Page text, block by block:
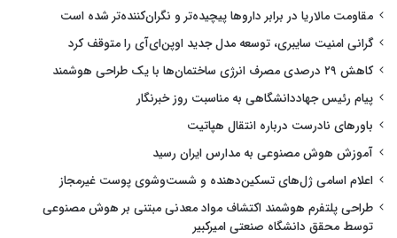
مقاومت مالاریا در برابر داروها پیچیده‌تر و نگران‌کننده‌تر شده است
گرانی امنیت سایبری، توسعه مدل جدید اوپن‌ای‌آی را متوقف کرد
کاهش ۲۹ درصدی مصرف انرژی ساختمان‌ها با یک طراحی هوشمند
پیام رئیس جهاددانشگاهی به مناسبت روز خبرنگار
باورهای نادرست درباره انتقال هپاتیت
آموزش هوش مصنوعی به مدارس ایران رسید
اعلام اسامی ژل‌های تسکین‌دهنده و شست‌وشوی پوست غیرمجاز
طراحی پلتفرم هوشمند اکتشاف مواد معدنی مبتنی بر هوش مصنوعی
توسط محقق دانشگاه صنعتی امیرکبیر